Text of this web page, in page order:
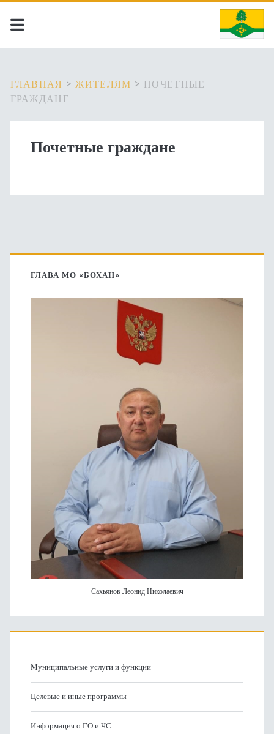
ГЛАВНАЯ >ЖИТЕЛЯМ > ПОЧЕТНЫЕ
ГРАЖДАНЕ
Почетные граждане
Основная
боковая
ГЛАВА МО «БОХАН»
Сахьянов Леонид Николаевич
Муниципальные услуги и функции
Целевые и иные программы
Информация о ГО и ЧС